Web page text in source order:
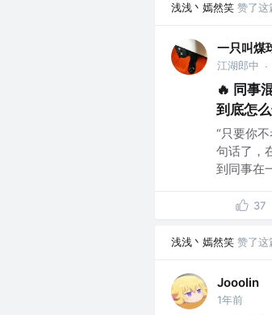
浅浅丶嫣然笑 赞了这
一只叫煤
江湖郎中 ·
🔥 同事
到底怎
“只要你
句话了，
到同事在
37
浅浅丶嫣然笑 赞了这
Jooolin
1年前